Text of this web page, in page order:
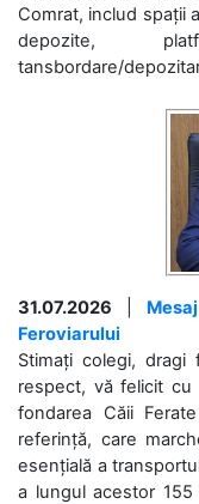
Comrat, includ spații
depozite,
tansbordare/
31.07.2026
Feroviarului
Stimați colegi, dragi
respect, vă felicit cu
fondarea Căii
referință, care
esențială a
a lungul acestor